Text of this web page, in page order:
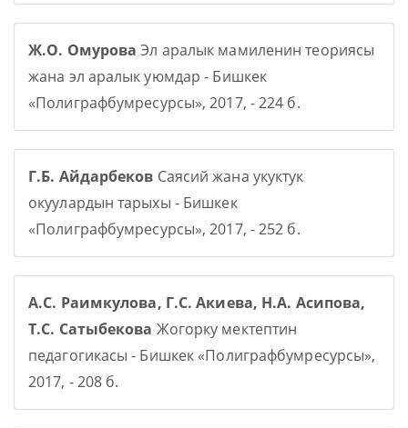
Ж.О. Омурова Эл аралык мамиленин теориясы
жана эл аралык уюмдар - Бишкек
«Полиграфбумресурсы», 2017, - 224 б.
Г.Б. Айдарбеков Саясий жана укуктук
окуулардын тарыхы - Бишкек
«Полиграфбумресурсы», 2017, - 252 б.
А.С. Раимкулова, Г.С. Акиева, Н.А. Асипова,
Т.С. Сатыбекова Жогорку мектептин
педагогикасы - Бишкек «Полиграфбумресурсы»,
2017, - 208 б.